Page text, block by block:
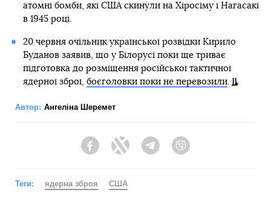
атомні бомби, які США скинули на Хіросіму і Нагасакі
в 1945 році.
20 червня очільник української розвідки Кирило
Буданов заявив, що у Білорусі поки ще триває
підготовка до розміщення російської тактичної
ядерної зброї, боєголовки поки не перевозили.
Автор: Ангеліна Шеремет
FacebookTwitter Telegram
Теги: ядерна зброя США